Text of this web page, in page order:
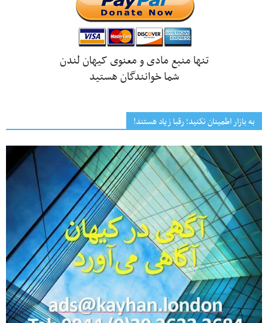
تنها منبع مادی و معنوی کیهان لندن
شما خوانندگان هستید
به بازار اطمینان نکنید؛ رقبا زیاد هستند!